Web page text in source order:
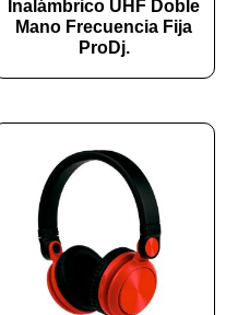
Inalámbrico UHF Doble
Mano Frecuencia Fija
ProDj.